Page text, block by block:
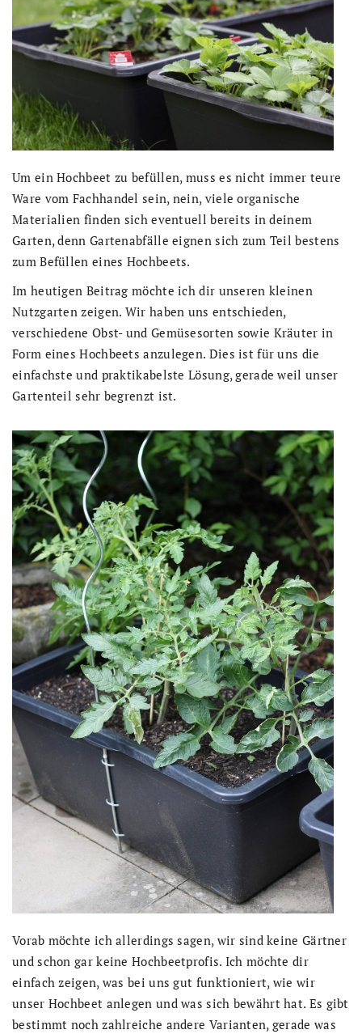
Um ein Hochbeet zu befüllen, muss es nicht immer teure
Ware vom Fachhandel sein, nein, viele organische
Materialien finden sich eventuell bereits in deinem
Garten, denn Gartenabfälle eignen sich zum Teil bestens
zum Befüllen eines Hochbeets.
Im heutigen Beitrag möchte ich dir unseren kleinen
Nutzgarten zeigen. Wir haben uns entschieden,
verschiedene Obst- und Gemüsesorten sowie Kräuter in
Form eines Hochbeets anzulegen. Dies ist für uns die
einfachste und praktikabelste Lösung, gerade weil unser
Gartenteil sehr begrenzt ist.
Vorab möchte ich allerdings sagen, wir sind keine Gärtner
und schon gar keine Hochbeetprofis. Ich möchte dir
einfach zeigen, was bei uns gut funktioniert, wie wir
unser Hochbeet anlegen und was sich bewährt hat. Es gibt
bestimmt noch zahlreiche andere Varianten, gerade was